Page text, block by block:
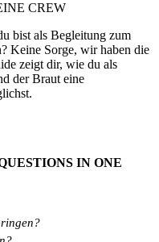
CREW
bist als Begleitung zum
Keine Sorge, wir haben die
zeigt dir, wie du als
der Braut eine
IN ONE